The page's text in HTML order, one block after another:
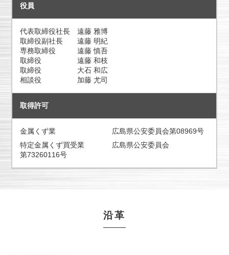
役員
代表取締役社長 遠藤 雅博
取締役副社長 遠藤 明紀
専務取締役 遠藤 慎吾
取締役 遠藤 和枝
取締役 大石 和広
相談役 加藤 尤司
取得許可
金属くず業 広島県公安委員会第08969号
特定金属くず買受業
広島県公安委員会
第73260116号
沿革